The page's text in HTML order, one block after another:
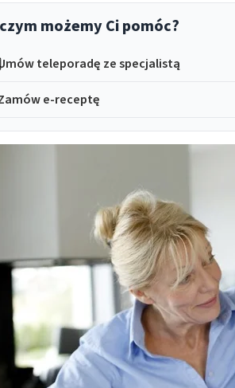
możemy Ci pomóc?
teleporadę ze specjalistą
e-receptę